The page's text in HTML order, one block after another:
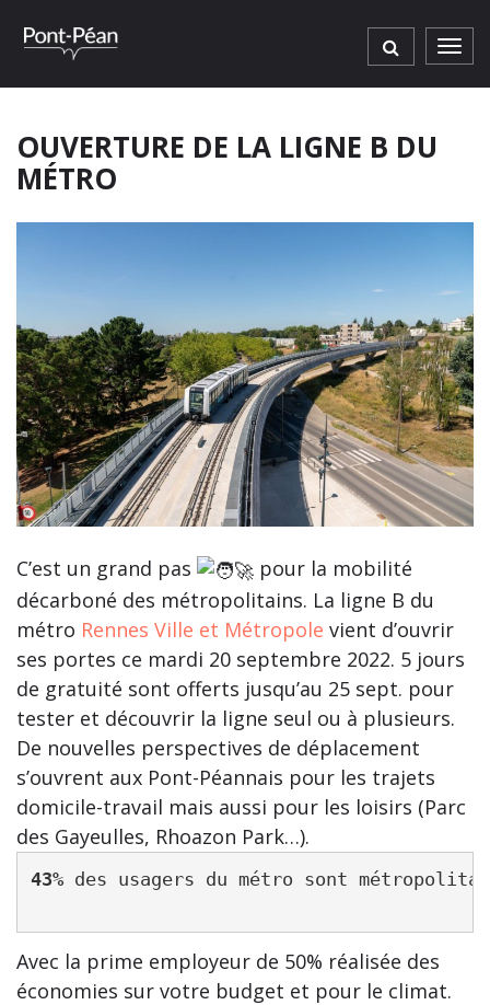
OUVERTURE DE LA LIGNE B DU
MÉTRO
C’est un grand pas
pour la mobilité
décarboné des métropolitains. La ligne B du
métro Rennes Ville et Métropole vient d’ouvrir
ses portes ce mardi 20 septembre 2022. 5 jours
de gratuité sont offerts jusqu’au 25 sept. pour
tester et découvrir la ligne seul ou à plusieurs.
De nouvelles perspectives de déplacement
s’ouvrent aux Pont-Péannais pour les trajets
domicile-travail mais aussi pour les loisirs (Parc
des Gayeulles, Rhoazon Park…).
43% des usagers du métro sont
Avec la prime employeur de 50% réalisée des
économies sur votre budget et pour le climat.